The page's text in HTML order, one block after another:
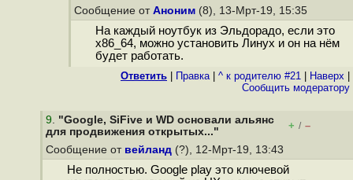
Сообщение от Аноним (8), 13-Мрт-19, 15:35
На каждый ноутбук из Эльдорадо, если это
x86_64, можно установить Линух и он на нём
будет работать.
Ответить Правка| ^ к родителю #21 Наверх
Cообщить модератору
9. "Google, SiFive и WD основали альянс
для продвижения открытых..."
+ / –
Сообщение от вейланд (?), 12-Мрт-19, 13:43
Не полностью. Google play это ключевой